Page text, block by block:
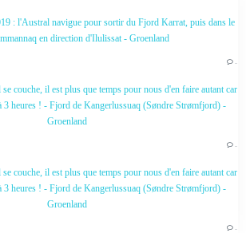
: l'Austral navigue pour sortir du Fjord Karrat, puis dans le
en direction d'Ilulissat - Groenland
…
couche, il est plus que temps pour nous d'en faire autant car
3 heures ! - Fjord de Kangerlussuaq (Søndre Strømfjord) -
Groenland
…
couche, il est plus que temps pour nous d'en faire autant car
3 heures ! - Fjord de Kangerlussuaq (Søndre Strømfjord) -
Groenland
…